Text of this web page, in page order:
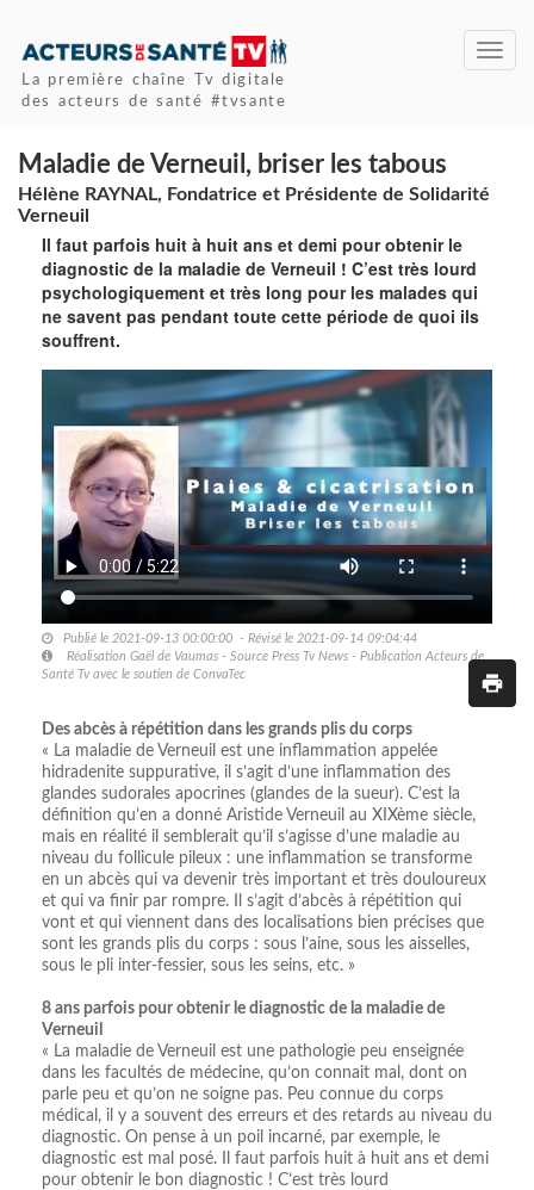
La première chaîne Tv digitale
des acteurs de santé #tvsante
Maladie de Verneuil, briser les tabous
Hélène RAYNAL, Fondatrice et Présidente de Solidarité
Verneuil
Il faut parfois huit à huit ans et demi pour obtenir le
diagnostic de la maladie de Verneuil ! C’est très lourd
psychologiquement et très long pour les malades qui
ne savent pas pendant toute cette période de quoi ils
souffrent.
Publié le 2021-09-13 00:00:00 - Révisé le 2021-09-14 09:04:44
Réalisation Gaël de Vaumas - Source Press Tv News - Publication Acteurs de
Santé Tv avec le soutien de ConvaTec
Des abcès à répétition dans les grands plis du corps
« La maladie de Verneuil est une inflammation appelée
hidradenite suppurative, il s’agit d’une inflammation des
glandes sudorales apocrines (glandes de la sueur). C’est la
définition qu’en a donné Aristide Verneuil au XIXème siècle,
mais en réalité il semblerait qu’il s’agisse d’une maladie au
niveau du follicule pileux : une inflammation se transforme
en un abcès qui va devenir très important et très douloureux
et qui va finir par rompre. Il s’agit d’abcès à répétition qui
vont et qui viennent dans des localisations bien précises que
sont les grands plis du corps : sous l’aine, sous les aisselles,
sous le pli inter-fessier, sous les seins, etc. »
8 ans parfois pour obtenir le diagnostic de la maladie de
Verneuil
« La maladie de Verneuil est une pathologie peu enseignée
dans les facultés de médecine, qu’on connait mal, dont on
parle peu et qu’on ne soigne pas. Peu connue du corps
médical, il y a souvent des erreurs et des retards au niveau du
diagnostic. On pense à un poil incarné, par exemple, le
diagnostic est mal posé. Il faut parfois huit à huit ans et demi
pour obtenir le bon diagnostic ! C’est très lourd